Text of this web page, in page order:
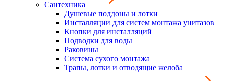
Сантехника
Душевые поддоны и лотки
Инсталляции для систем монтажа унитазов
Кнопки для инсталляций
Подводки для воды
Раковины
Система сухого монтажа
Трапы, лотки и отводящие желоба